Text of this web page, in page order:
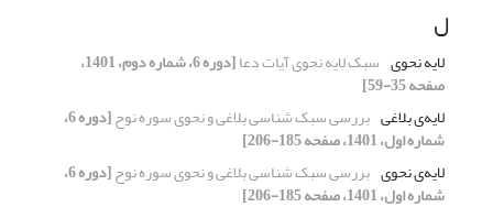
ل
لایه نحوی سبک لایه نحوی آیات دعا [دوره 6، شماره دوم، 1401،
صفحه 35-59]
لایه‌‌ی بلاغی بررسی سبک شناسی بلاغی و نحوی سوره نوح [دوره 6،
شماره اول، 1401، صفحه 185-206]
لایه‌ی نحوی بررسی سبک شناسی بلاغی و نحوی سوره نوح [دوره 6،
شماره اول، 1401، صفحه 185-206]